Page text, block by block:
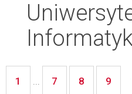
1 ... 7 8 9